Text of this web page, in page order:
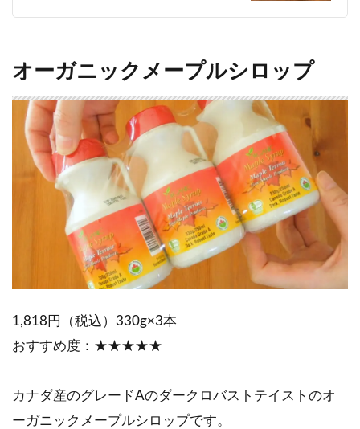
オーガニックメープルシロップ
1,818円（税込）330g×3本
おすすめ度：★★★★★
カナダ産のグレードAのダークロバストテイストのオ
ーガニックメープルシロップです。